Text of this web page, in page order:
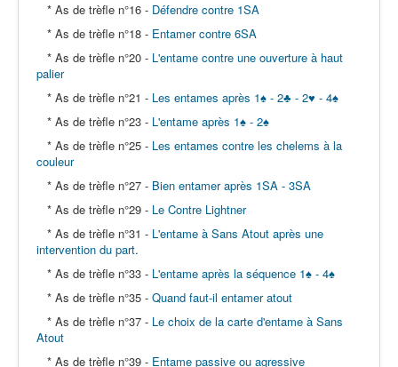
* As de trèfle n°16 - Défendre contre 1SA
* As de trèfle n°18 - Entamer contre 6SA
* As de trèfle n°20 - L'entame contre une ouverture à haut
palier
* As de trèfle n°21 - Les entames après 1♠ - 2♣ - 2♥ - 4♠
* As de trèfle n°23 - L'entame après 1♠ - 2♠
* As de trèfle n°25 - Les entames contre les chelems à la
couleur
* As de trèfle n°27 - Bien entamer après 1SA - 3SA
* As de trèfle n°29 - Le Contre Lightner
* As de trèfle n°31 - L'entame à Sans Atout après une
intervention du part.
* As de trèfle n°33 - L'entame après la séquence 1♠ - 4♠
* As de trèfle n°35 - Quand faut-il entamer atout
* As de trèfle n°37 - Le choix de la carte d'entame à Sans
Atout
* As de trèfle n°39 - Entame passive ou agressive